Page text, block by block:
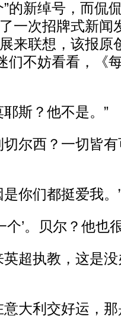
的新绰号，而侃
一次招牌式新闻
来联想，该报原
们不妨看看，《
斯？他不是。”
尔西？一切皆有
你们都挺爱我。
’。贝尔？他也
超执教，这是没
大利交好运，那